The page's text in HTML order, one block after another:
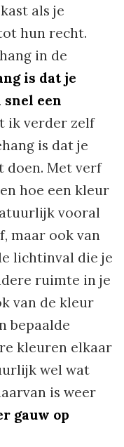
als je
hun recht.
in de
is dat je
een
ik verder zelf
is dat je
doen. Met verf
hoe een kleur
vooral
maar ook van
lichtinval die je
ruimte in je
van de kleur
bepaalde
kleuren elkaar
wel wat
is weer
gauw op